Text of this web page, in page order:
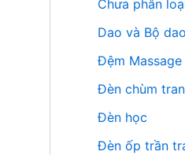
Chưa phân
Dao và Bộ dao
Đệm Massage
Đèn chùm
Đèn học
Đèn ốp trần